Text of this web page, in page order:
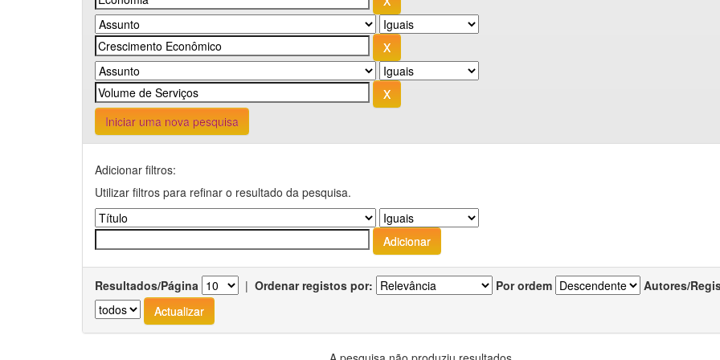
Iniciar uma nova pesquisa
Adicionar filtros:
Utilizar filtros para refinar o resultado da pesquisa.
Resultados/Página | Ordenar registos por: Por ordem Autores/